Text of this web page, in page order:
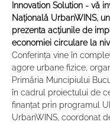
Innovation Solution - vă
Națională UrbanWINS,
prezenta acțiunile de
economiei circulare la
Conferința vine în
agore urbane fizice,
Primăria Muncipiului
în cadrul proiectului de
finanțat prin programul
UrbanWINS, coordonat